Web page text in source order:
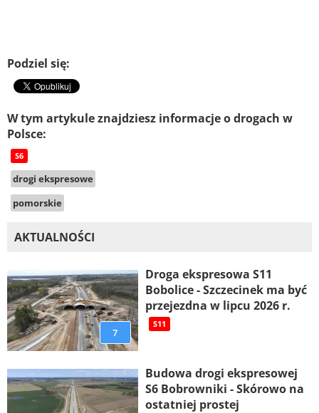
Podziel się:
W tym artykule znajdziesz informacje o drogach w
Polsce:
S6
drogi ekspresowe
pomorskie
AKTUALNOŚCI
7
Droga ekspresowa S11
Bobolice - Szczecinek ma być
przejezdna w lipcu 2026 r.
S11
Budowa drogi ekspresowej
S6 Bobrowniki - Skórowo na
ostatniej prostej